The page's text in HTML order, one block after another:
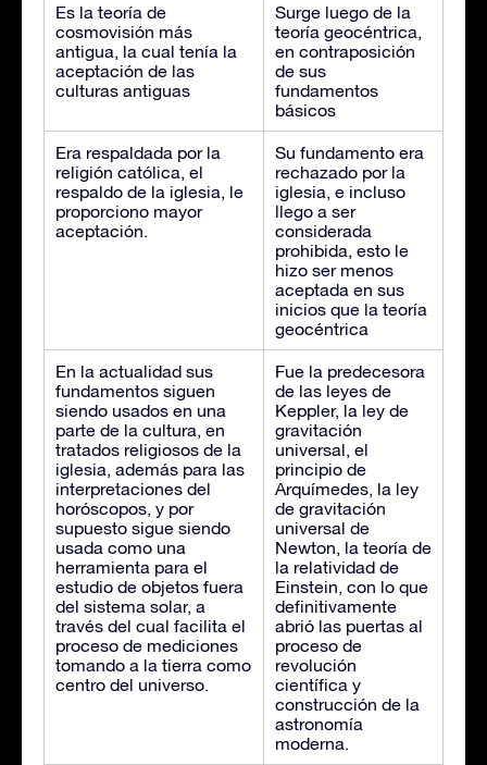
Es la teoría de
cosmovisión más
antigua, la cual tenía la
aceptación de las
culturas antiguas
Surge luego de la
teoría geocéntrica,
en contraposición
de sus
fundamentos
básicos
Era respaldada por la
religión católica, el
respaldo de la iglesia, le
proporciono mayor
aceptación.
Su fundamento era
rechazado por la
iglesia, e incluso
llego a ser
considerada
prohibida, esto le
hizo ser menos
aceptada en sus
inicios que la teoría
geocéntrica
En la actualidad sus
fundamentos siguen
siendo usados en una
parte de la cultura, en
tratados religiosos de la
iglesia, además para las
interpretaciones del
horóscopos, y por
supuesto sigue siendo
usada como una
herramienta para el
estudio de objetos fuera
del sistema solar, a
través del cual facilita el
proceso de mediciones
tomando a la tierra como
centro del universo.
Fue la predecesora
de las leyes de
Keppler, la ley de
gravitación
universal, el
principio de
Arquímedes, la ley
de gravitación
universal de
Newton, la teoría de
la relatividad de
Einstein, con lo que
definitivamente
abrió las puertas al
proceso de
revolución
científica y
construcción de la
astronomía
moderna.